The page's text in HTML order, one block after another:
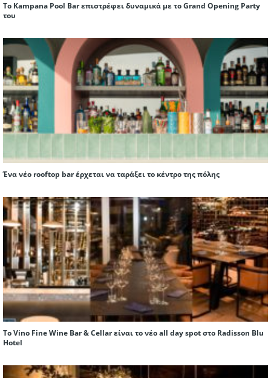
Το Kampana Pool Bar επιστρέφει δυναμικά με το Grand Opening Party
του
Ένα νέο rooftop bar έρχεται να ταράξει το κέντρο της πόλης
Το Vino Fine Wine Bar & Cellar είναι το νέο all day spot στο Radisson Blu
Hotel